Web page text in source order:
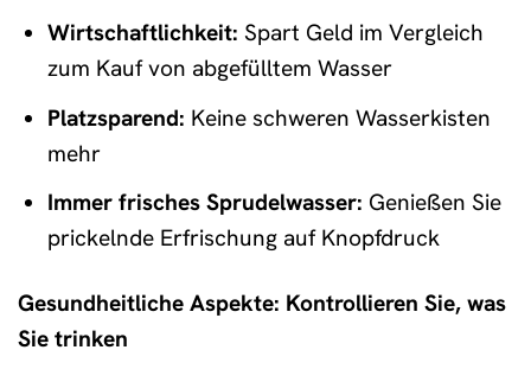
Wirtschaftlichkeit: Spart Geld im Vergleich
zum Kauf von abgefülltem Wasser
Platzsparend: Keine schweren Wasserkisten
mehr
Immer frisches Sprudelwasser: Genießen Sie
prickelnde Erfrischung auf Knopfdruck
Gesundheitliche Aspekte: Kontrollieren Sie, was
Sie trinken